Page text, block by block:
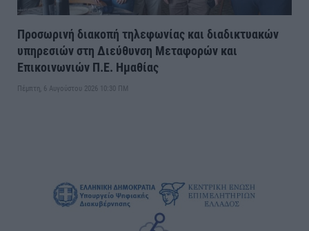
Προσωρινή διακοπή τηλεφωνίας και διαδικτυακών
υπηρεσιών στη Διεύθυνση Μεταφορών και
Επικοινωνιών Π.Ε. Ημαθίας
Πέμπτη, 6 Αυγούστου 2026 10:30 ΠΜ